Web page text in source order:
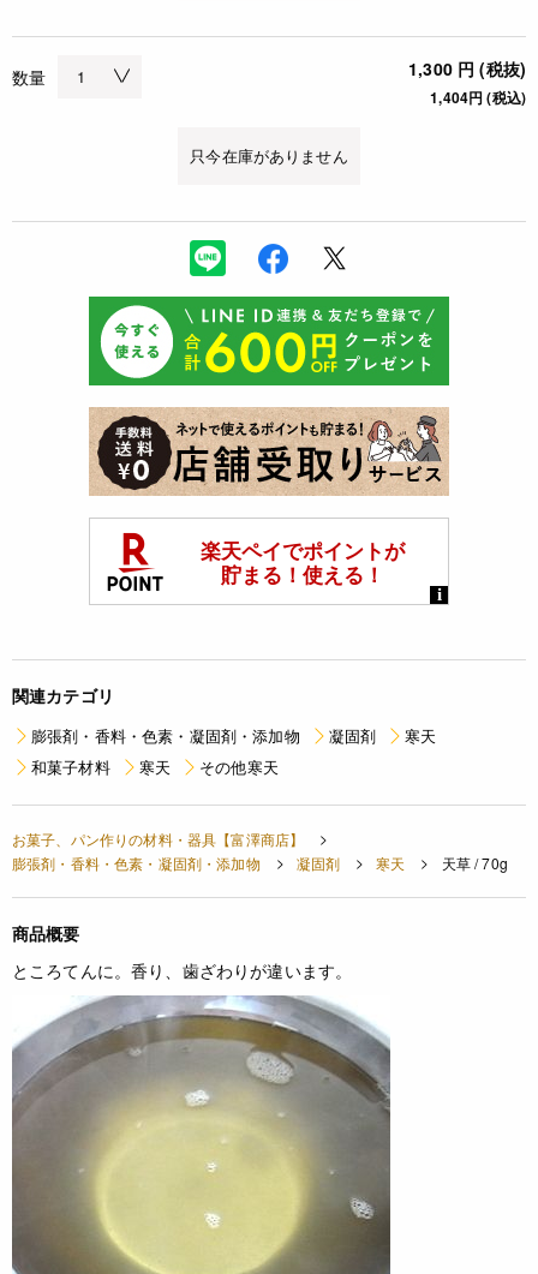
数量 1,300 円 (税抜)
1,404円 (税込)
只今在庫がありません
関連カテゴリ
膨張剤・香料・色素・凝固剤・添加物 凝固剤
寒天
和菓子材料
寒天 その他寒天
お菓子、パン作りの材料・器具【富澤商店】
膨張剤・香料・色素・凝固剤・添加物
凝固剤 寒天 天草 / 70g
商品概要
ところてんに。香り、歯ざわりが違います。